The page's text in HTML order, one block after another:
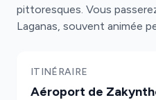
pittoresques. Vous
Laganas, souvent animée
ITINÉRAIRE
Aéroport de